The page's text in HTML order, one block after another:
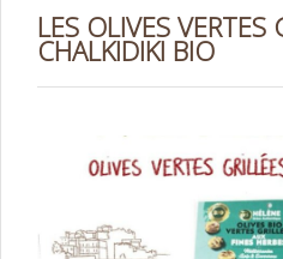
LES OLIVES VERTES
CHALKIDIKI BIO